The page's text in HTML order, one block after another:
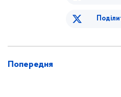
Попередня